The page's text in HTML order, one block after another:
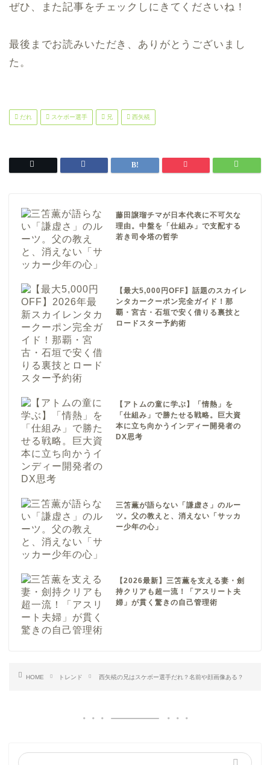
ぜひ、また記事をチェックしにきてくださいね！
最後までお読みいただき、ありがとうございまし
た。
だれ スケボー選手 兄 西矢椛
藤田譲瑠チマが日本代表に不可欠な
理由。中盤を「仕組み」で支配する
若き司令塔の哲学
【最大5,000円OFF】話題のスカイレ
ンタカークーポン完全ガイド！那
覇・宮古・石垣で安く借りる裏技と
ロードスター予約術
【アトムの童に学ぶ】「情熱」を
「仕組み」で勝たせる戦略。巨大資
本に立ち向かうインディー開発者の
DX思考
三笘薫が語らない「謙虚さ」のルー
ツ。父の教えと、消えない「サッカ
ー少年の心」
【2026最新】三笘薫を支える妻・劍
持クリアも超一流！「アスリート夫
婦」が貫く驚きの自己管理術
HOME トレンド 西矢椛の兄はスケボー選手だれ？名前や顔画像ある？